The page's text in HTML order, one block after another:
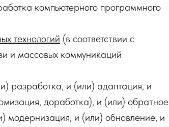
компьютерного программного
технологий (в соответствии с
и массовых коммуникаций
разработка, и (или) адаптация, и
доработка), и (или) обратное
модернизация, и (или) обновление, и